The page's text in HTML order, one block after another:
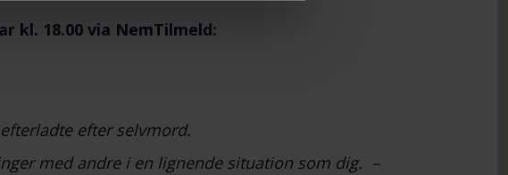
kl. 18.00 via NemTilmeld:
efter selvmord.
med andre i en lignende situation som dig. –